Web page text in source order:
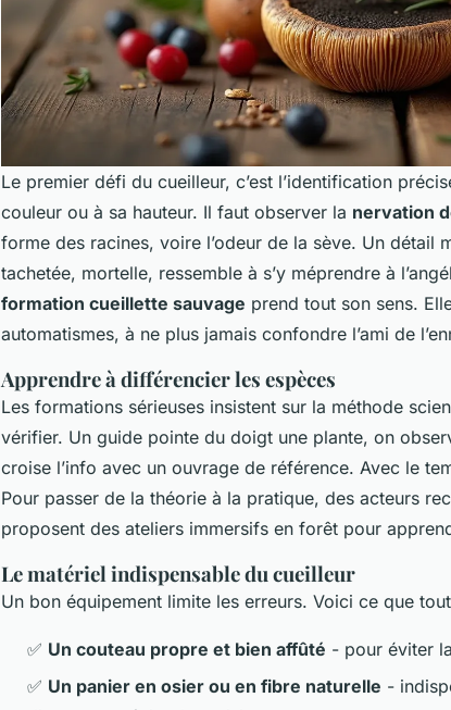
Le premier défi du cueilleur, c’est l’identification
couleur ou à sa hauteur. Il faut observer la nervation
forme des racines, voire l’odeur de la sève. Un détail
tachetée, mortelle, ressemble à s’y méprendre à
formation cueillette sauvage prend tout son sens.
automatismes, à ne plus jamais confondre l’ami de
Apprendre à différencier les espèces
Les formations sérieuses insistent sur la méthode
vérifier. Un guide pointe du doigt une plante, on
croise l’info avec un ouvrage de référence. Avec le
Pour passer de la théorie à la pratique, des acteurs
proposent des ateliers immersifs en forêt pour
Le matériel indispensable du cueilleur
Un bon équipement limite les erreurs. Voici ce que
✅ Un couteau propre et bien affûté - pour éviter
✅ Un panier en osier ou en fibre naturelle -